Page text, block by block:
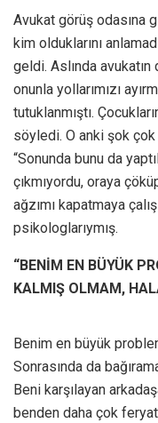
Avukat görüş odasına
kim olduklarını
geldi. Aslında
onunla yollarımızı
tutuklanmıştı.
söyledi. O anki şok
“Sonunda bunu da
çıkmıyordu, oraya
ağzımı kapatmaya
psikologlarıymış.
“BENİM EN BÜYÜK
KALMIŞ OLMAM,
Benim en büyük
Sonrasında da
Beni karşılayan
benden daha çok